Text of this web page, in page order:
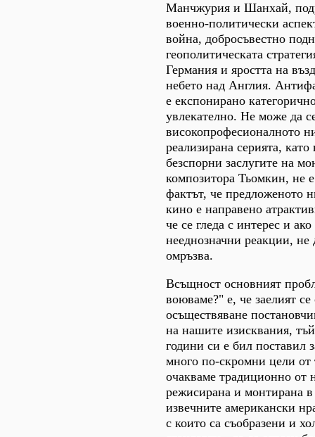
Манчжурия и Шанхай,
военно-политически
война, добросъвестно
геополитическата
Германия и яростта на
небето над Англия.
е експонирано
увлекателно. Не може да
високопрофесионалното
реализирана серията, като
безспорни заслугите на
композитора Тьомкин, не
фактът, че предложеното
кино е направено
че се гледа с интерес и
нееднозначни реакции, не
омръзва.
Всъщност основният
воюваме?" е, че заелият се
осъществяване
на нашите изисквания,
години си е бил поставил
много по-скромни цели от
очакваме традиционно от
режисирана и монтирана в
извечните американски
с които са съобразени и